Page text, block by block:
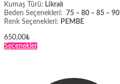
Kumaş Türü: Likralı
Beden Seçenekleri:
75 – 80 – 85 – 90
Renk Seçenekleri: PEMBE
650,00₺
SeçeneklerBu
varyasyonu